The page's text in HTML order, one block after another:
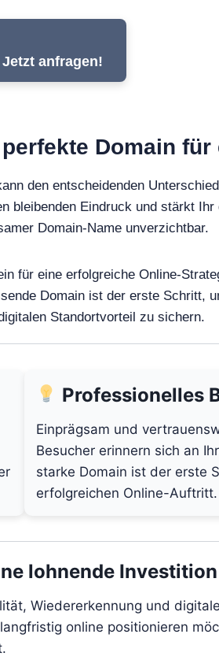
anfragen!
Domain
den entscheidenden
bleibenden Eindruck und stärkt
Domain-Name unverzichtbar.
für eine erfolgreiche Online-
Domain ist der erste Schritt,
Standortvorteil zu sichern.
Professionelles
Einprägsam und
Besucher erinnern sich an
starke Domain ist der erste
erfolgreichen Online-Auftritt.
lohnende
Wiedererkennung und
online positionieren